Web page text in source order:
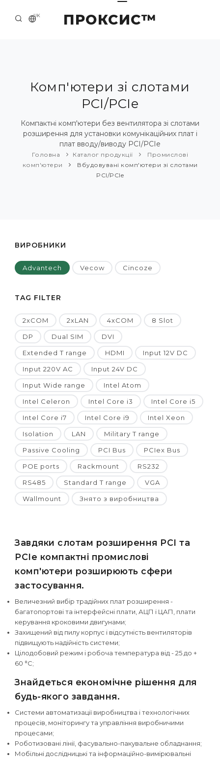
ПРОКСИС™
UK
ПРО НАС
ПРИКЛАДИ ТА РІШЕННЯ
КАТАЛОГ ПРОДУКЦІЇ
Комп'ютери зі слотами
PCI/PCIe
Компактні комп'ютери без вентилятора зі слотами
розширення для установки комунікаційних плат і
плат вводу/виводу PCI/PCIe
Головна Каталог продукції
Промислові
комп'ютери
Вбудовувані комп'ютери зі слотами
PCI/PCIe
ВИРОБНИКИ
Advantech Vecow Cincoze
TAG FILTER
2xCOM 2xLAN 4xCOM 8 Slot
DP Dual SIM DVI
Extended T range HDMI Input 12V DC
Input 220V AC Input 24V DC
Input Wide range Intel Atom
Intel Celeron Intel Core i3 Intel Core i5
Intel Core i7 Intel Core i9 Intel Xeon
Isolation LAN Military T range
Passive Cooling PCI Bus PCIex Bus
POE ports Rackmount RS232
RS485 Standard T range VGA
Wallmount Знято з виробництва
Завдяки слотам розширення PCI та
PCIe компактні промислові
комп'ютери розширюють сфери
застосування.
Величезний вибір традійних плат розширення -
багатопортові та інтерфейсні плати, АЦП і ЦАП, плати
керування кроковими двигунами;
Захищений від пилу корпус і відсутність вентиляторів
підвищують надійність системи;
Цілодобовий режим і робоча температура від - 25 до +
60 °С;
Знайдеться економічне рішення для
будь-якого завдання.
Системи автоматизації виробництва і технологічних
процесів, моніторингу та управління виробничими
процесами;
Роботизовані лінії, фасувально-пакувальне обладнання;
Мобільні дослідницькі та інформаційно-вимірювальні